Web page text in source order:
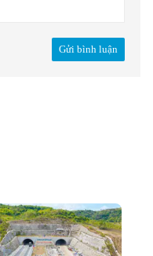
Gửi bình luận